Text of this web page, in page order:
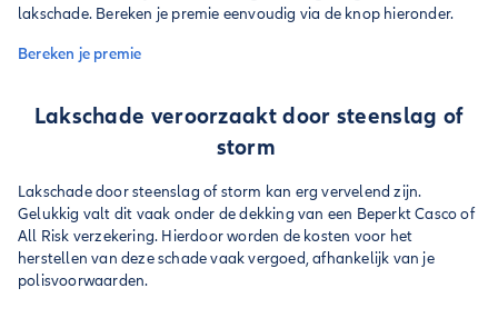
lakschade. Bereken je premie eenvoudig via de knop hieronder.
Bereken je premie
Lakschade veroorzaakt door steenslag of
storm
Lakschade door steenslag of storm kan erg vervelend zijn.
Gelukkig valt dit vaak onder de dekking van een Beperkt Casco of
All Risk verzekering. Hierdoor worden de kosten voor het
herstellen van deze schade vaak vergoed, afhankelijk van je
polisvoorwaarden.